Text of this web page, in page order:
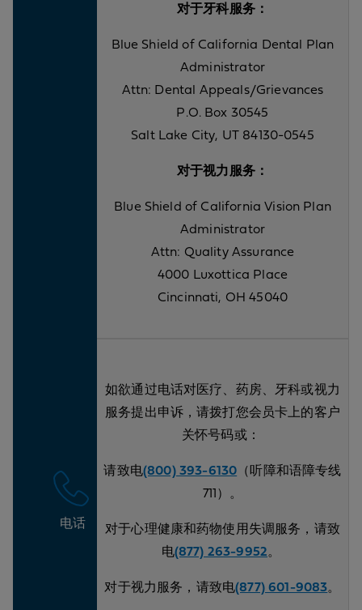
对于牙科服务：
Blue Shield of California Dental Plan
Administrator
Attn: Dental Appeals/Grievances
P.O. Box 30545
Salt Lake City, UT 84130-0545
对于视力服务：
Blue Shield of California Vision Plan
Administrator
Attn: Quality Assurance
4000 Luxottica Place
Cincinnati, OH 45040
电话
如欲通过电话对医疗、药房、牙科或视力
服务提出申诉，请拨打您会员卡上的客户
关怀号码或：
请致电(800) 393-6130 （听障和语障专线
711）。
对于心理健康和药物使用失调服务，请致
电(877) 263-9952。
对于视力服务，请致电(877) 601-9083。